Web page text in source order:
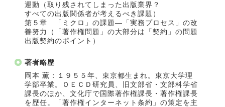
運動（取り残されてしまった出版業界？
すべての出版関係者が考えるべき課題）
第５章 「ミクロ」の課題―「実務プロセス」の改
善努力（「著作権問題」の大部分は「契約」の問題
出版契約のポイント）
著者略歴
岡本 薫：１９５５年、東京都生まれ。東京大学理
学部卒業。ＯＥＣＤ研究員、旧文部省・文部科学省
課長のほか、文化庁で国際著作権課長・著作権課長
を歴任。「著作権インターネット条約」の策定を主